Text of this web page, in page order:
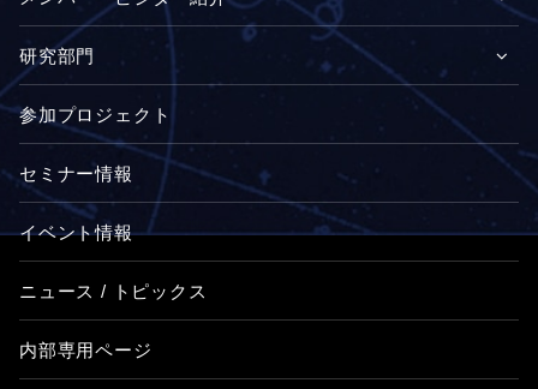
研究部門
参加プロジェクト
セミナー情報
イベント情報
ニュース / トピックス
内部専用ページ